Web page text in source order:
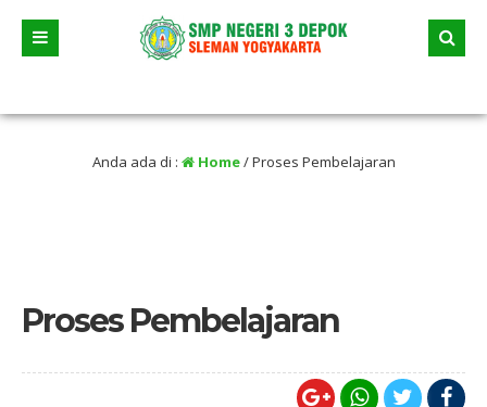
Anda ada di : Home/Proses Pembelajaran
Proses Pembelajaran